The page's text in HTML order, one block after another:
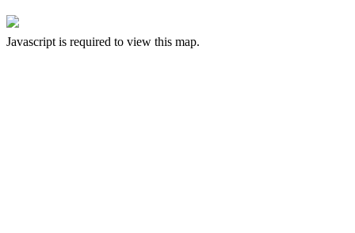
Javascript is required to view this map.